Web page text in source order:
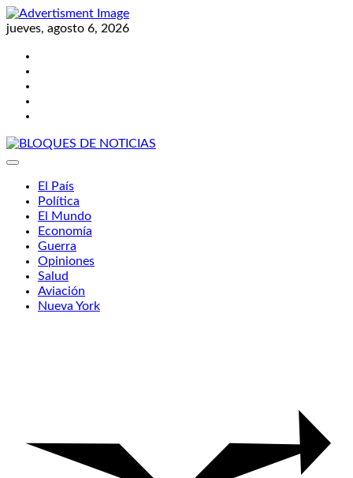
Skip
to
jueves, agosto 6, 2026
El País
Política
El Mundo
Economía
Guerra
Opiniones
Salud
Aviación
Nueva York